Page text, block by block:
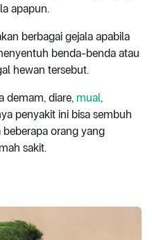
apapun.
berbagai gejala apabila
benda-benda atau
hewan tersebut.
demam, diare, mual,
penyakit ini bisa sembuh
orang yang
sakit.